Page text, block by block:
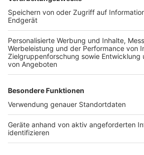
noch 3,2 Promille Alkohol im Blut
Anzeige
Weitere Themen von Rhein
Anzeige
Ehrung von Kölner Alltagshelden
Neueröffnung der SINN-Filiale
Leverkusener Rheinbrücke